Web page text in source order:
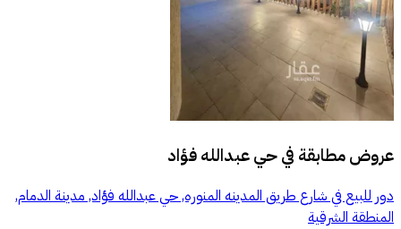
عروض مطابقة فيحي عبدالله فؤاد
دور للبيع في شارع طريق المدينه المنوره, حي عبدالله فؤاد, مدينة الدمام,
المنطقة الشرقية